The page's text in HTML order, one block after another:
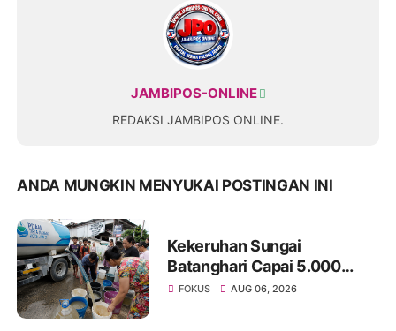
JAMBIPOS-ONLINE
REDAKSI JAMBIPOS ONLINE.
ANDA MUNGKIN MENYUKAI POSTINGAN INI
Kekeruhan Sungai
Batanghari Capai 5.000
NTU, Distribusi Air PDAM
FOKUS AUG 06, 2026